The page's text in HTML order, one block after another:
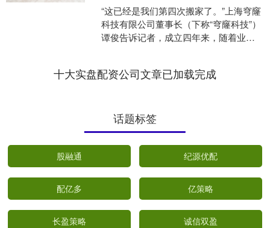
“这已经是我们第四次搬家了。”上海穹窿
科技有限公司董事长（下称“穹窿科技”）
谭俊告诉记者，成立四年来，随着业务
十大实盘配资公司文章已加载完成
话题标签
股融通 纪源优配
配亿多 亿策略
长盈策略 诚信双盈